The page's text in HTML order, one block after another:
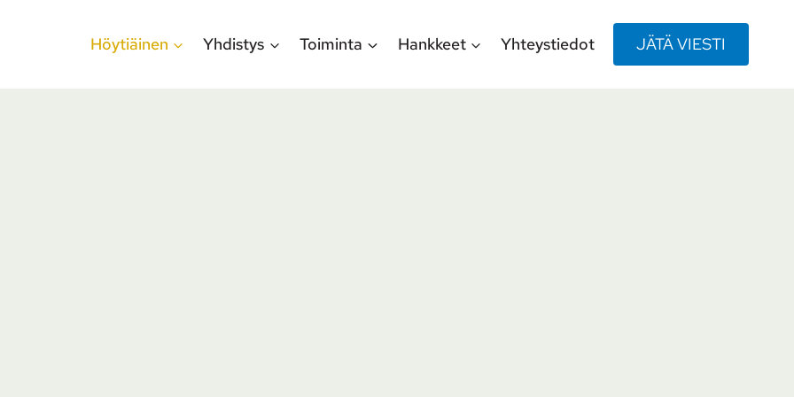
Höytiäinen Yhdistys Toiminta Hankkeet Yhteystiedot JÄTÄ VIESTI